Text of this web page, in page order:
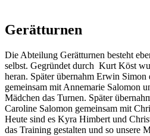
Gerätturnen
Die Abteilung Gerätturnen besteht
selbst. Gegründet durch Kurt Köst
heran. Später übernahm Erwin
gemeinsam mit Annemarie Salomon
Mädchen das Turnen. Später
Caroline Salomon gemeinsam mit
Heute sind es Kyra Himbert und
das Training gestalten und so unsere